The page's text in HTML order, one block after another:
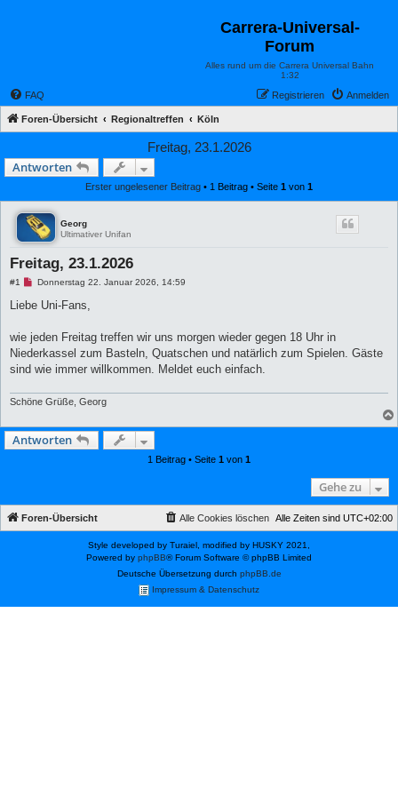
Carrera-Universal-
Forum
Alles rund um die Carrera Universal Bahn
1:32
FAQ Anmelden
Registrieren
Foren-Übersicht Regionaltreffen Köln
Freitag, 23.1.2026
Antworten
Erster ungelesener Beitrag • 1 Beitrag • Seite 1 von 1
Georg
Ultimativer Unifan
Freitag, 23.1.2026
#1
U
g
e
e
n
B
t
r
a
Donnerstag 22. Januar 2026, 14:59
Liebe Uni-Fans,
wie jeden Freitag treffen wir uns morgen wieder gegen 18 Uhr in
Niederkassel zum Basteln, Quatschen und natärlich zum Spielen. Gäste
sind wie immer willkommen. Meldet euch einfach.
Schöne Grüße, Georg
Antworten
1 Beitrag • Seite 1 von 1
Gehe zu
Foren-Übersicht Alle Zeiten sind UTC+02:00
Alle Cookies löschen
Style developed by Turaiel, modified by HUSKY 2021,
Powered by phpBB® Forum Software © phpBB Limited
Deutsche Übersetzung durch phpBB.de
Impressum & Datenschutz